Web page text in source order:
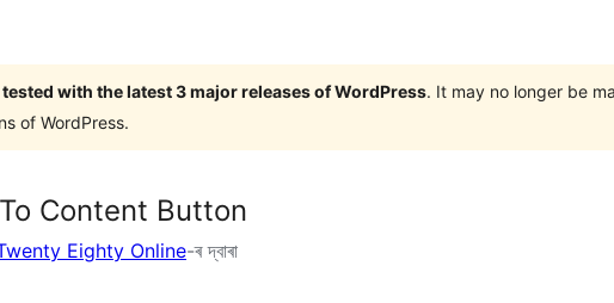
tested with the latest 3 major releases of WordPress. It may no longer be
of WordPress.
Content Button
Eighty Online-ৰ দ্বাৰা